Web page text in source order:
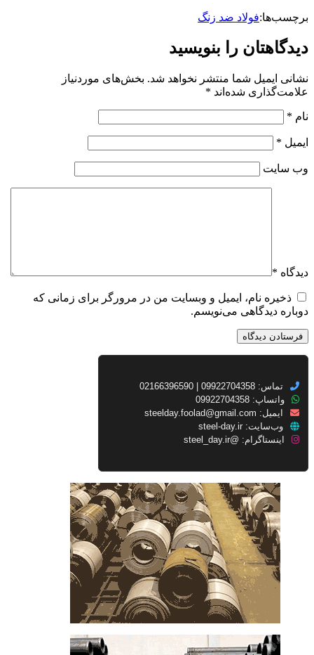
برچسب‌ها:فولاد ضد زنگ
دیدگاهتان را بنویسید
نشانی ایمیل شما منتشر نخواهد شد. بخش‌های موردنیاز
علامت‌گذاری شده‌اند *
نام *
ایمیل *
وب‌ سایت
دیدگاه *
ذخیره نام، ایمیل و وبسایت من در مرورگر برای زمانی که
دوباره دیدگاهی می‌نویسم.
تماس: 09922704358 | 02166396590
واتساپ: 09922704358
ایمیل: steelday.foolad@gmail.com
وب‌سایت: steel-day.ir
اینستاگرام: @steel_day.ir